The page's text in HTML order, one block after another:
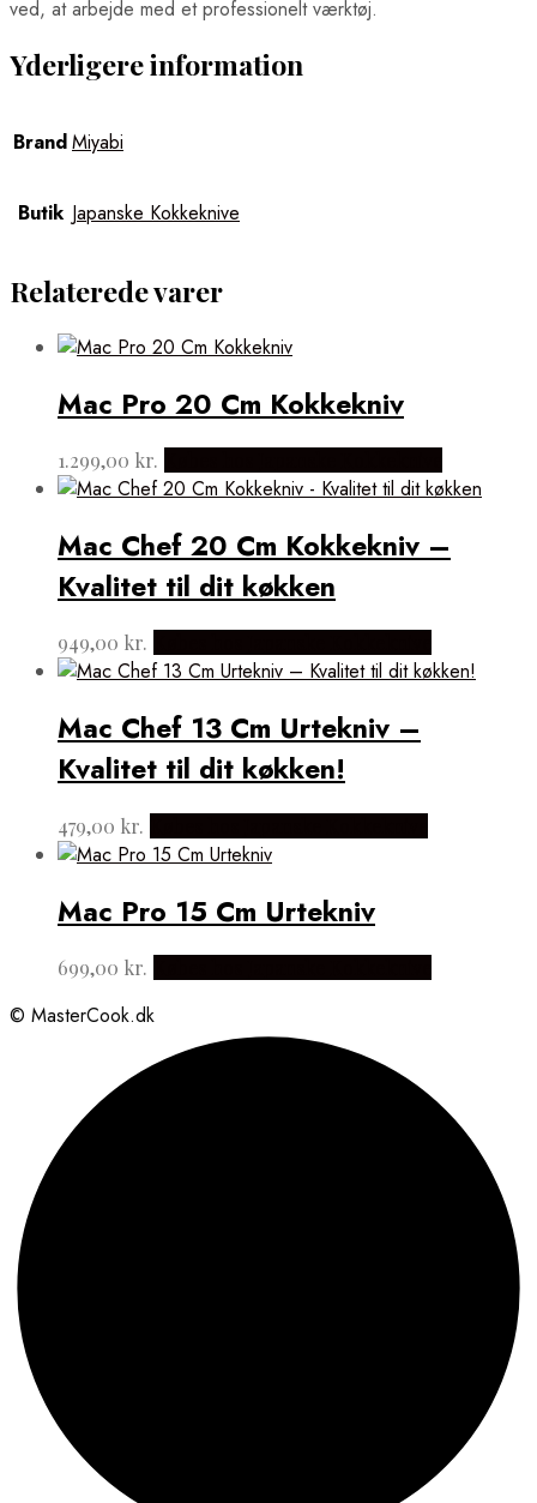
ved, at arbejde med et professionelt værktøj.
Yderligere information
BrandMiyabi
Butik Japanske Kokkeknive
Relaterede varer
Mac Pro 20 Cm Kokkekniv
1.299,00 kr.
Mac Chef 20 Cm Kokkekniv –
Kvalitet til dit køkken
949,00 kr.
Mac Chef 13 Cm Urtekniv –
Kvalitet til dit køkken!
479,00 kr.
Mac Pro 15 Cm Urtekniv
699,00 kr.
© MasterCook.dk